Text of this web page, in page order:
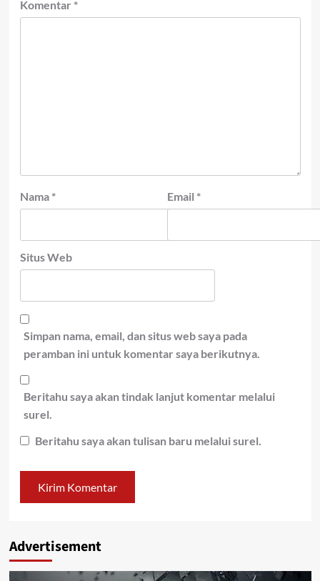
Komentar *
Nama * Email *
Situs Web
Simpan nama, email, dan situs web saya pada
peramban ini untuk komentar saya berikutnya.
Beritahu saya akan tindak lanjut komentar melalui
surel.
Beritahu saya akan tulisan baru melalui surel.
Advertisement